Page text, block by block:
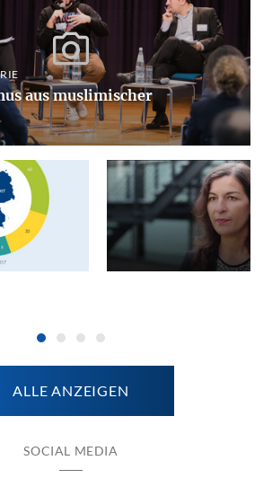
aus muslimischer
ALLE ANZEIGEN
SOCIAL MEDIA